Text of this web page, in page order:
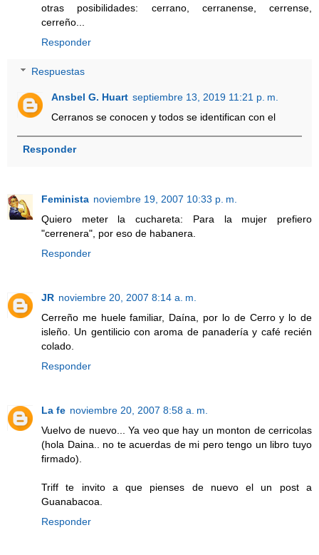
otras posibilidades: cerrano, cerranense, cerrense,
cerreño...
Responder
Respuestas
Ansbel G. Huart septiembre 13, 2019 11:21 p. m.
Cerranos se conocen y todos se identifican con el
Responder
Feminista noviembre 19, 2007 10:33 p. m.
Quiero meter la cuchareta: Para la mujer prefiero
"cerrenera", por eso de habanera.
Responder
JR noviembre 20, 2007 8:14 a. m.
Cerreño me huele familiar, Daína, por lo de Cerro y lo de
isleño. Un gentilicio con aroma de panadería y café recién
colado.
Responder
La fe noviembre 20, 2007 8:58 a. m.
Vuelvo de nuevo... Ya veo que hay un monton de cerricolas
(hola Daina.. no te acuerdas de mi pero tengo un libro tuyo
firmado).
Triff te invito a que pienses de nuevo el un post a
Guanabacoa.
Responder